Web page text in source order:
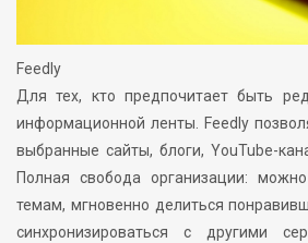
Feedly
Для тех, кто предпочитает быть
информационной ленты. Feedly
выбранные сайты, блоги, YouTube-
Полная свобода организации:
темам, мгновенно делиться
синхронизироваться с другими